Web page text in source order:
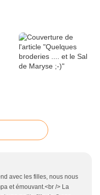
avec les filles, nous nous
et émouvant.<br /> La